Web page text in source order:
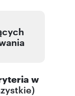
w
)